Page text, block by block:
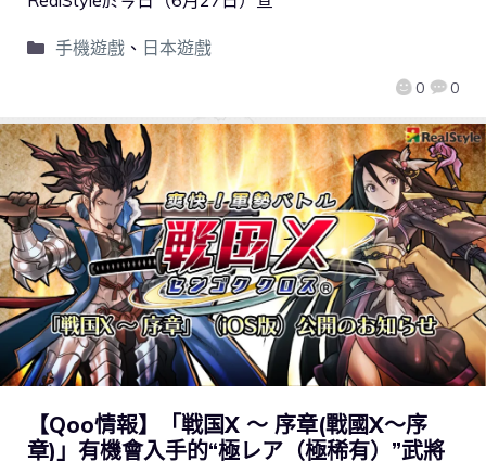
0 0
手機遊戲、 日本遊戲
【Qoo情報】「戦国X ～ 序章(戰國X～序
章)」有機會入手的“極レア（極稀有）”武將